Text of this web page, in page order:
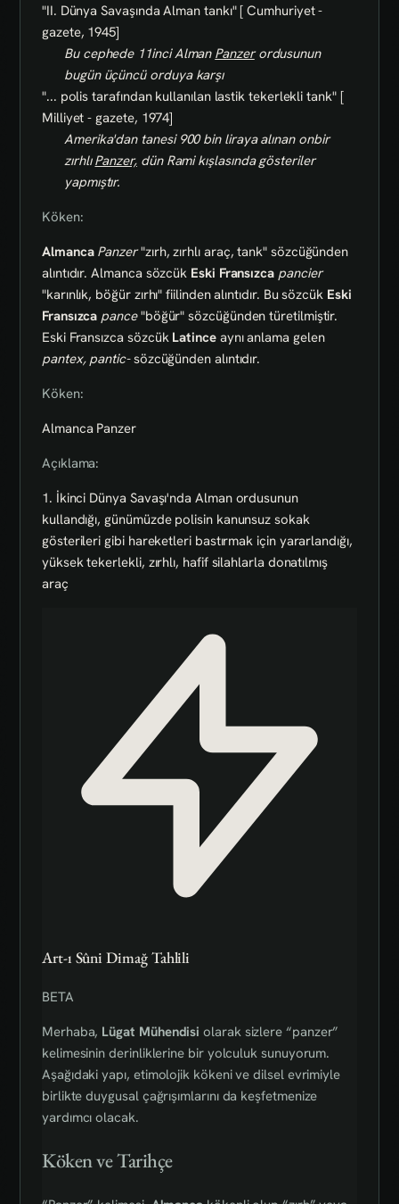
"II. Dünya Savaşında Alman tankı" [ Cumhuriyet -
gazete, 1945]
Bu cephede 11inci Alman Panzerordusunun
bugün üçüncü orduya karşı
"... polis tarafından kullanılan lastik tekerlekli tank" [
Milliyet - gazete, 1974]
Amerika'dan tanesi 900 bin liraya alınan onbir
zırhlıPanzer,dün Rami kışlasında gösteriler
yapmıştır.
Köken:
Almanca Panzer"zırh, zırhlı araç, tank" sözcüğünden
alıntıdır. Almanca sözcük Eski Fransızca pancier
"karınlık, böğür zırhı" fiilinden alıntıdır. Bu sözcük Eski
Fransızca pance"böğür" sözcüğünden türetilmiştir.
Eski Fransızca sözcük Latinceaynı anlama gelen
pantex, pantic-sözcüğünden alıntıdır.
Köken:
Almanca Panzer
Açıklama:
1. İkinci Dünya Savaşı'nda Alman ordusunun
kullandığı, günümüzde polisin kanunsuz sokak
gösterileri gibi hareketleri bastırmak için yararlandığı,
yüksek tekerlekli, zırhlı, hafif silahlarla donatılmış
araç
Art-ı Sûni Dimağ Tahlili
BETA
Merhaba, Lügat Mühendisi olarak sizlere “panzer”
kelimesinin derinliklerine bir yolculuk sunuyorum.
Aşağıdaki yapı, etimolojik kökeni ve dilsel evrimiyle
birlikte duygusal çağrışımlarını da keşfetmenize
yardımcı olacak.
Köken ve Tarihçe